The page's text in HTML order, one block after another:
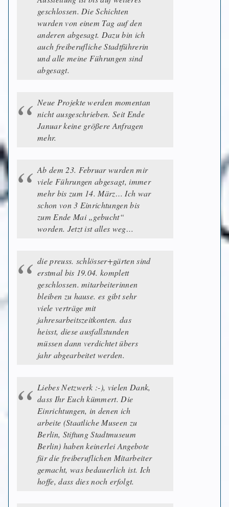
geschlossen. Die Schichten
wurden von einem Tag auf den
anderen abgesagt. Dazu bin ich
auch freiberufliche Stadtführerin
und alle meine Führungen sind
abgesagt.
Neue Projekte werden momentan
nicht ausgeschrieben. Seit Ende
Januar keine größere Anfragen
mehr.
Ab dem 23. Februar wurden mir
viele Führungen abgesagt, immer
mehr bis zum 14. März… Ich war
schon von 3 Einrichtungen bis
zum Ende Mai „gebucht“
worden. Jetzt ist alles weg…
die preuss. schlösser+gärten sind
erstmal bis 19.04. komplett
geschlossen. mitarbeiterinnen
bleiben zu hause. es gibt sehr
viele verträge mit
jahresarbeitszeitkonten. das
heisst, diese ausfallstunden
müssen dann verdichtet übers
jahr abgearbeitet werden.
Liebes Netzwerk :-), vielen Dank,
dass Ihr Euch kümmert. Die
Einrichtungen, in denen ich
arbeite (Staatliche Museen zu
Berlin, Stiftung Stadtmuseum
Berlin) haben keinerlei Angebote
für die freiberuflichen Mitarbeiter
gemacht, was bedauerlich ist. Ich
hoffe, dass dies noch erfolgt.